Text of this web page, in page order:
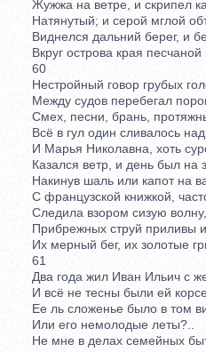
Жужжа на ветре, и скрипел
Натянутый; и серой мглой
Виднелся дальний берег, и
Вкруг острова края песчаной
60
Нестройный говор грубых
Между судов перебегал
Смех, песни, брань,
Всё в гул один сливалось
И Марья Николавна, хоть
Казался ветр, и день был на
Накинув шаль или капот на
С французской книжкой,
Следила взором сизую волну,
Прибрежных струй приливы и
Их мерный бег, их золотые
61
Два года жил Иван Ильич с
И всё не тесны были ей
Ее ль сложенье было в том
Или его немолодые леты?..
Не мне в делах семейных